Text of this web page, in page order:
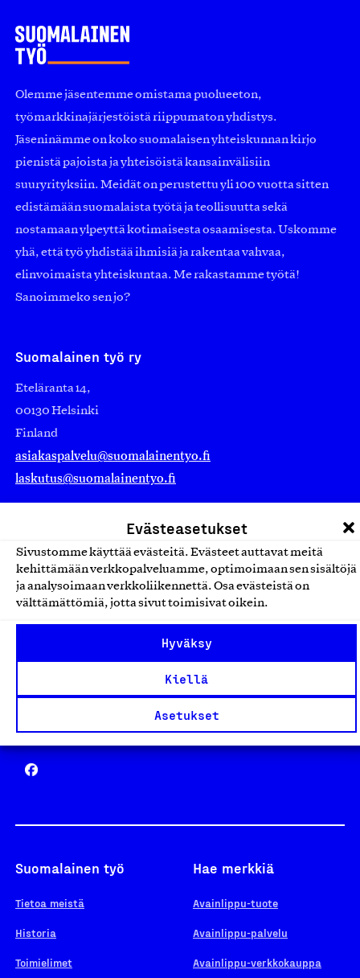
Evästeasetukset
Sivustomme käyttää evästeitä. Evästeet auttavat meitä
kehittämään verkkopalveluamme, optimoimaan sen sisältöjä
ja analysoimaan verkkoliikennettä. Osa evästeistä on
välttämättömiä, jotta sivut toimisivat oikein.
Hyväksy
Kiellä
Asetukset
Olemme jäsentemme omistama puolueeton,
työmarkkinajärjestöistä riippumaton yhdistys.
Jäseninämme on koko suomalaisen yhteiskunnan kirjo
pienistä pajoista ja yhteisöistä kansainvälisiin
suuryrityksiin. Meidät on perustettu yli 100 vuotta sitten
edistämään suomalaista työtä ja teollisuutta sekä
nostamaan ylpeyttä kotimaisesta osaamisesta. Uskomme
yhä, että työ yhdistää ihmisiä ja rakentaa vahvaa,
elinvoimaista yhteiskuntaa. Me rakastamme työtä!
Sanoimmeko sen jo?
Suomalainen työ ry
Eteläranta 14,
00130 Helsinki
Finland
asiakaspalvelu@suomalainentyo.fi
laskutus@suomalainentyo.fi
Avainlippu
Yhteiskunnallinen Yritys -merkki
Suomalainen työ
Tietoa meistä
Historia
Toimielimet
Hae merkkiä
Avainlippu-tuote
Avainlippu-palvelu
Avainlippu-verkkokauppa